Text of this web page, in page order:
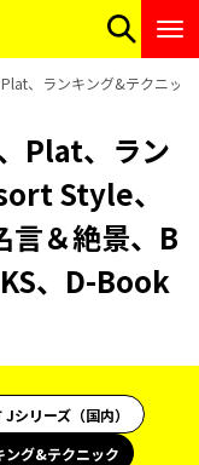
、ランキング&テクニッ
Plat、ラン
Style、
言＆絶景、B
、D-Book
シリーズ（国内）
ング&テクニック